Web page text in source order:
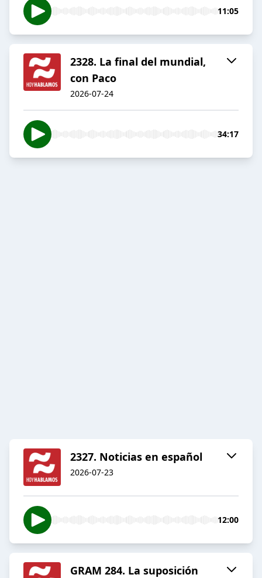
11:05
2328. La final del mundial,
con Paco
2026-07-24
34:17
2327. Noticias en español
2026-07-23
12:00
GRAM 284. La suposición